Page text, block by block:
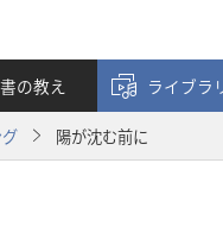
の教え ライブラ
陽が沈む前に